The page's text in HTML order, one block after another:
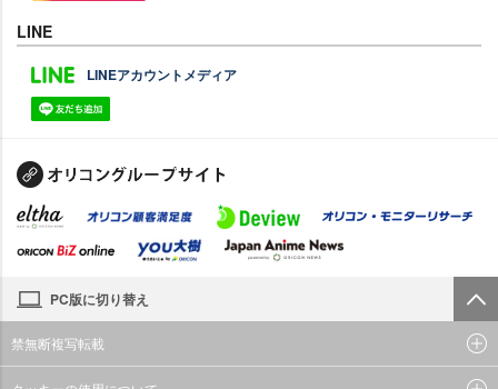
LINE
LINEアカウントメディア
PC版に切り替え
禁無断複写転載